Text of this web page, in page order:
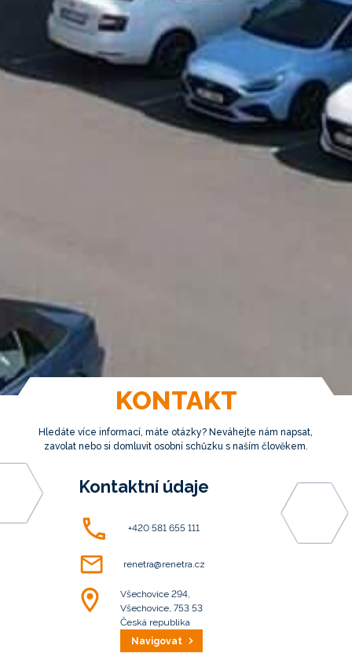
KONTAKT
Hledáte více informací, máte otázky? Neváhejte nám napsat,
zavolat nebo si domluvit osobní schůzku s naším člověkem.
Kontaktní údaje
+420 581 655 111
renetra@renetra.cz
Všechovice 294,
Všechovice, 753 53
Česká republika
Navigovat